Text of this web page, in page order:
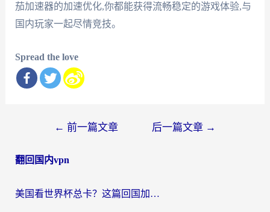
茄加速器的加速优化,你都能获得流畅稳定的游戏体验,与
国内玩家一起尽情竞技。
Spread the love
导
← 前一篇文章 后一篇文章 →
翻回国内vpn
美国看世界杯总卡？这篇回国加速器指南帮你无缝刷国内资源（附苹果手机VPN设置步骤）